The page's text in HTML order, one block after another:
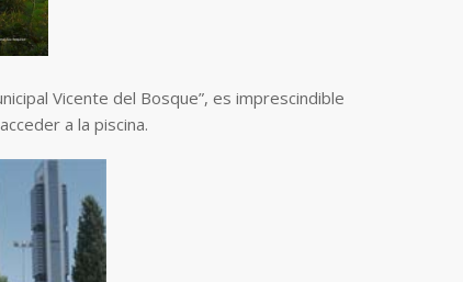
Vicente del Bosque”, es imprescindible
a la piscina.